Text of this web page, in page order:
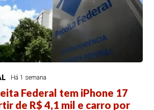
Há 1 semana
Federal tem iPhone 17
de R$ 4,1 mil e carro por